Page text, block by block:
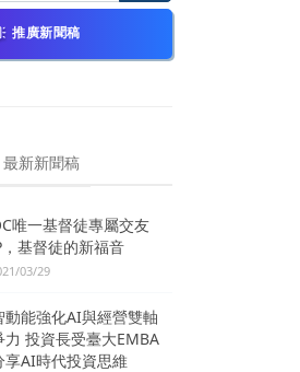
推廣新聞稿
最新新聞稿
唯一基督徒專屬交友
，基督徒的新福音
03/29
動能強化AI與經營雙軸
力 投資長受臺大EMBA
享AI時代投資思維